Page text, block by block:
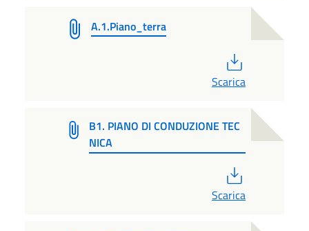
A.1.Piano_terra
Scarica
B1. PIANO DI CONDUZIONE TEC
NICA
Scarica